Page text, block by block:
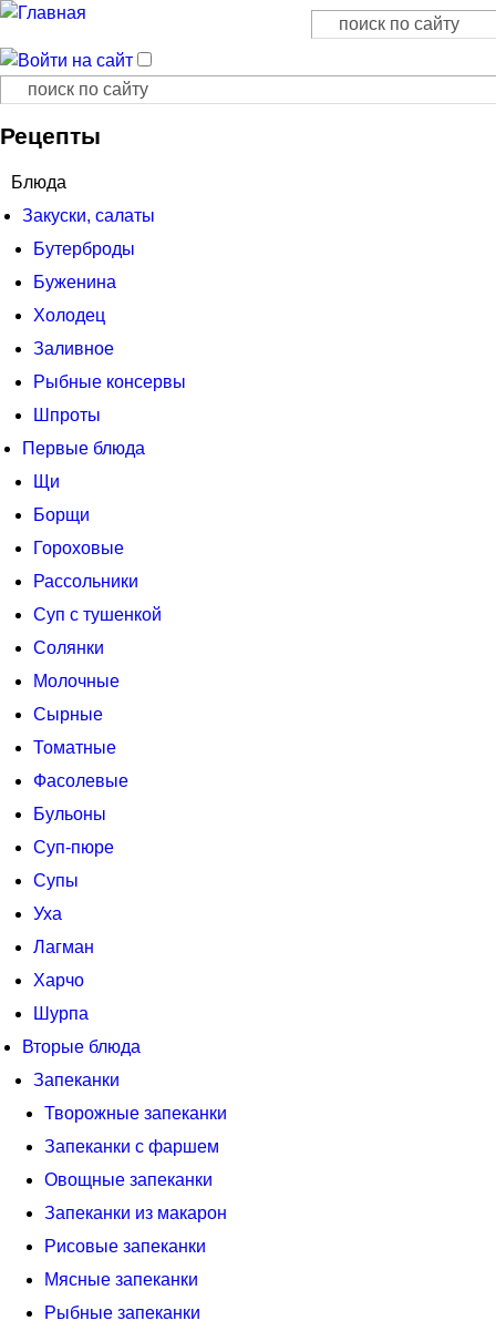
Форма поиска
Поиск
Форма поиска
Поиск
Рецепты
Блюда
Закуски, салаты
Бутерброды
Буженина
Холодец
Заливное
Рыбные консервы
Шпроты
Первые блюда
Щи
Борщи
Гороховые
Рассольники
Суп с тушенкой
Солянки
Молочные
Сырные
Томатные
Фасолевые
Бульоны
Суп-пюре
Супы
Уха
Лагман
Харчо
Шурпа
Вторые блюда
Запеканки
Творожные запеканки
Запеканки с фаршем
Овощные запеканки
Запеканки из макарон
Рисовые запеканки
Мясные запеканки
Рыбные запеканки